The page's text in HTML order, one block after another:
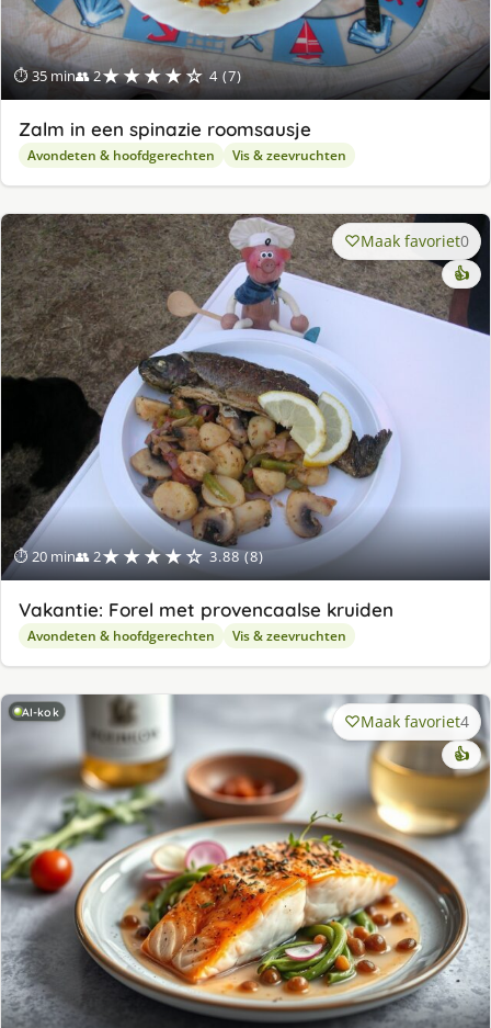
⏱ 35 min👥 2★★★★☆ 4 (7)
Zalm in een spinazie roomsausje
Avondeten & hoofdgerechten Vis & zeevruchten
⏱ 20 min👥 2★★★★☆ 3.88 (8)
Maak favoriet0
👍
Vakantie: Forel met provencaalse kruiden
Avondeten & hoofdgerechten Vis & zeevruchten
AI-kok Maak favoriet4
👍